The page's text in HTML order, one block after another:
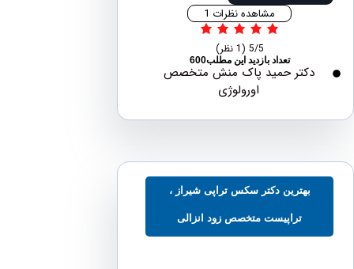
مشاهده نظرات 1
تعداد بازدید این مطلب600
دکتر حمید پاک منش متخصص
اورولوژی
بهترین دکتر سکس تراپی شیراز ،
تراپیست متخصص زود انزالی